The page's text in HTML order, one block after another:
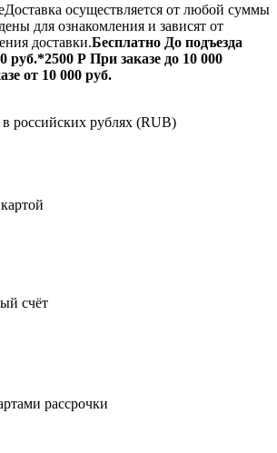
Доставка осуществляется от любой суммы
для ознакомления и зависят от
доставки.Бесплатно До подъезда
руб.*2500 Р При заказе до 10 000
от 10 000 руб.
в российских рублях (RUB)
счёт
рассрочки